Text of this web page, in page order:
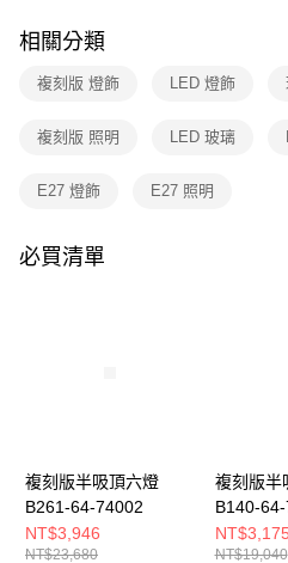
２．關於個人資料處理事宜，請瀏覽以下
３．未成年的使用者請事先徵得法定代
任。
４．使用「AFTEE先享後付」時，將依
請求用戶進行身份認證。
相關分類
複刻版 燈飾 LED 燈飾
複刻版 照明 LED 玻璃
E27 燈飾 E27 照明
必買清單
複刻版半吸頂六燈
B261-64-74002
NT$3,946
NT$23,680
複刻版半
B140-
NT$3,175
NT$19,040